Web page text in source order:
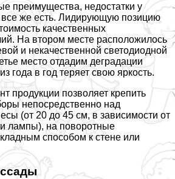
преимущества, недостатки у
же есть. Лидирующую позицию
качественных
На втором месте расположилось
и некачественной светодиодной
место отдадим деградации
года в год теряет свою яркость.
продукции позволяет крепить
непосредственно над
(от 20 до 45 см, в зависимости от
лампы), на поворотные
способом к стене или